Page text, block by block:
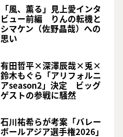
「風、薫る」見上愛インタ
ビュー前編 りんの転機と
シマケン（佐野晶哉）への
思い
有田哲平×深澤辰哉×兎×
鈴木もぐら「アリフォルニ
アseason2」決定 ビッグ
ゲストの参戦に騒然
石川祐希らが考案「バレー
ボールアジア選手権2026」